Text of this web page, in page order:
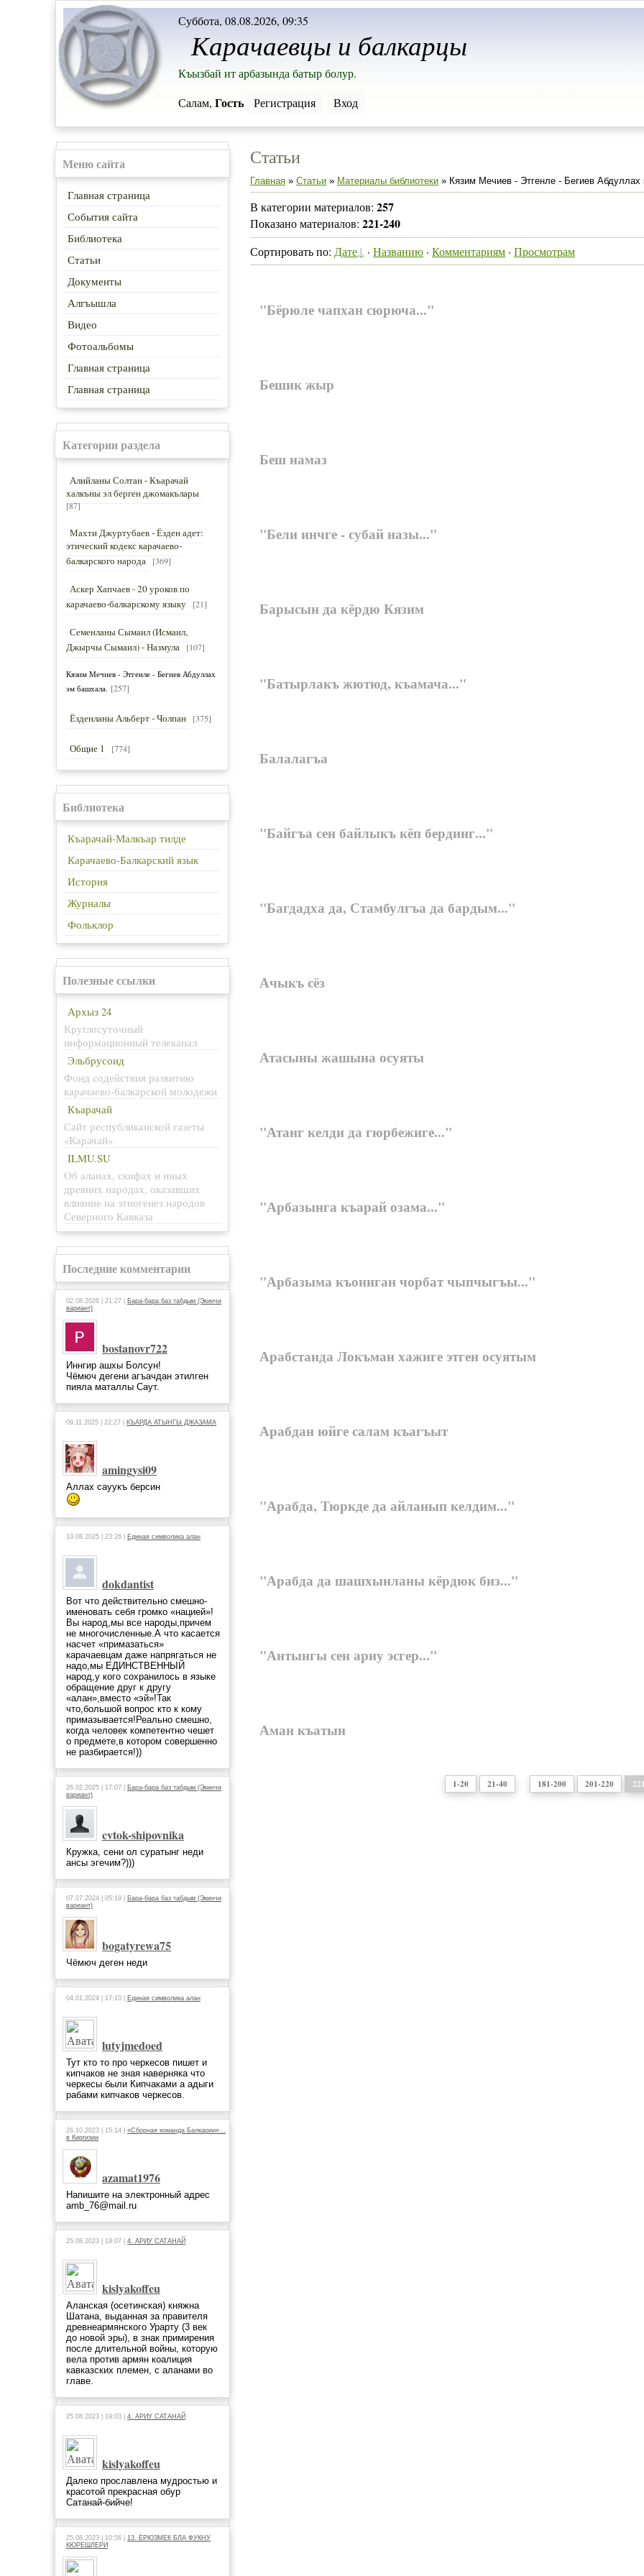
Суббота, 08.08.2026, 09:35
Карачаевцы и балкарцы
Салам, Гость Регистрация Вход
Къызбай ит арбазында батыр болур.
Меню сайта
Главная страница
События сайта
Библиотека
Статьи
Документы
Алгъышла
Видео
Фотоальбомы
Главная страница
Главная страница
Категории раздела
Алийланы Солтан - Къарачай
халкъны эл берген джомакълары
[87]
Махти Джуртубаев - Ёзден адет:
этический кодекс карачаево-
балкарского народа
[369]
Аскер Хапчаев - 20 уроков по
карачаево-балкарскому языку
[21]
Семенланы Сымаил (Исмаил,
Джырчы Сымаил) - Назмула
[107]
Кязим Мечиев - Этгенле - Бегиев Абдуллах
эм башхала. [257]
Ёзденланы Альберт - Чолпан [375]
Общие 1 [774]
Библиотека
Къарачай-Малкъар тилде
Карачаево-Балкарский язык
История
Журналы
Фольклор
Полезные ссылки
Архыз 24
Круглосуточный
информационный телеканал
Эльбрусоид
Фонд содействия развитию
карачаево-балкарской молодежи
Къарачай
Сайт республиканской газеты
«Карачай»
ILMU.SU
Об аланах, скифах и иных
древних народах, оказавших
влияние на этногенез народов
Северного Кавказа
Последние комментарии
02.08.2026 | 21:27 | Бара-бара баз табдым (Экинчи
вариант)
bostanovr722
Иннгир ашхы Болсун!
Чёмюч дегени агъачдан этилген
пияла маталлы Саут.
09.11.2025 | 22:27 | КЪАРДА АТЫНГЫ ДЖАЗАМА
amingysi09
Аллах сауукъ берсин
10.08.2025 | 23:26 | Единая символика алан
dokdantist
Вот что действительно смешно-
именовать себя громко «нацией»!
Вы народ,мы все народы,причем
не многочисленные.А что касается
насчет «примазаться»
карачаевцам даже напрягаться не
надо,мы ЕДИНСТВЕННЫЙ
народ,у кого сохранилось в языке
обращение друг к другу
«алан»,вместо «эй»!Так
что,большой вопрос кто к кому
примазывается!Реально смешно,
когда человек компетентно чешет
о предмете,в котором совершенно
не разбирается!))
26.02.2025 | 17:07 | Бара-бара баз табдым (Экинчи
вариант)
cvtok-shipovnika
Кружка, сени ол суратынг неди
ансы эгечим?)))
07.07.2024 | 05:19 | Бара-бара баз табдым (Экинчи
вариант)
bogatyrewa75
Чёмюч деген неди
04.01.2024 | 17:10 | Единая символика алан
lutyjmedoed
Тут кто то про черкесов пишет и
кипчаков не зная наверняка что
черкесы были Кипчаками а адыги
рабами кипчаков черкесов.
26.10.2023 | 15:14 | «Сборная команда Балкарии»…
в Киргизии
azamat1976
Напишите на электронный адрес
amb_76@mail.ru
25.08.2023 | 19:07 | 4. АРИУ САТАНАЙ
kislyakoffeu
Аланская (осетинская) княжна
Шатана, выданная за правителя
древнеармянского Урарту (3 век
до новой эры), в знак примирения
после длительной войны, которую
вела против армян коалиция
кавказских племен, с аланами во
главе.
25.08.2023 | 19:03 | 4. АРИУ САТАНАЙ
kislyakoffeu
Далеко прославлена мудростью и
красотой прекрасная обур
Сатанай-бийче!
25.08.2023 | 10:56 | 13. ЁРЮЗМЕК БЛА ФУКНУ
КЮРЕШЛЕРИ
Статьи
Главная » Статьи » Материалы библиотеки » Кязим Мечиев - Этгенле - Бегиев
В категории материалов: 257
Показано материалов: 221-240
Сортировать по: Дате · Названию · Комментариям · Просмотрам
"Бёрюле чапхан сюрюча..."
Бешик жыр
Беш намаз
"Бели инчге - субай назы..."
Барысын да кёрдю Кязим
"Батырлакъ жютюд, къамача..."
Балалагъа
"Байгъа сен байлыкъ кёп бердинг..."
"Багдадха да, Стамбулгъа да бардым..."
Ачыкъ сёз
Атасыны жашына осуяты
"Атанг келди да гюрбежиге..."
"Арбазынга къарай озама..."
"Арбазыма къоннган чорбат чыпчыгъы..."
Арабстанда Локъман хажиге этген осуятым
Арабдан юйге салам къагъыт
"Арабда, Тюркде да айланып келдим..."
"Арабда да шашхынланы кёрдюк биз..."
"Антынгы сен ариу эсгер..."
Аман къатын
1-20 21-40 181-200 201-220